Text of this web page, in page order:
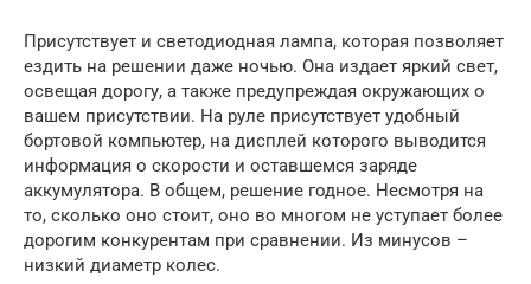
Присутствует и светодиодная лампа, которая позволяет
ездить на решении даже ночью. Она издает яркий свет,
освещая дорогу, а также предупреждая окружающих о
вашем присутствии. На руле присутствует удобный
бортовой компьютер, на дисплей которого выводится
информация о скорости и оставшемся заряде
аккумулятора. В общем, решение годное. Несмотря на
то, сколько оно стоит, оно во многом не уступает более
дорогим конкурентам при сравнении. Из минусов –
низкий диаметр колес.